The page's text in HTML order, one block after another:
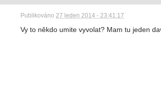
Publikováno27 leden 2014 - 23:41:17
Vy to někdo umite vyvolat? Mam tu jeden